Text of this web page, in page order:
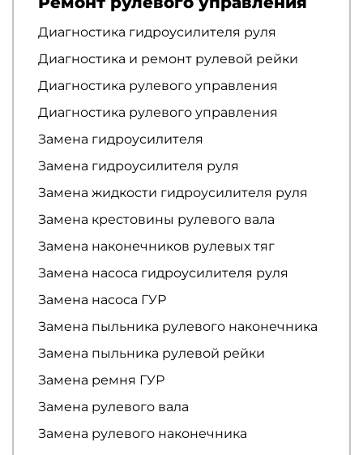
Диагностика гидроусилителя руля
Диагностика и ремонт рулевой рейки
Диагностика рулевого управления
Диагностика рулевого управления
Замена гидроусилителя
Замена гидроусилителя руля
Замена жидкости гидроусилителя руля
Замена крестовины рулевого вала
Замена наконечников рулевых тяг
Замена насоса гидроусилителя руля
Замена насоса ГУР
Замена пыльника рулевого наконечника
Замена пыльника рулевой рейки
Замена ремня ГУР
Замена рулевого вала
Замена рулевого наконечника